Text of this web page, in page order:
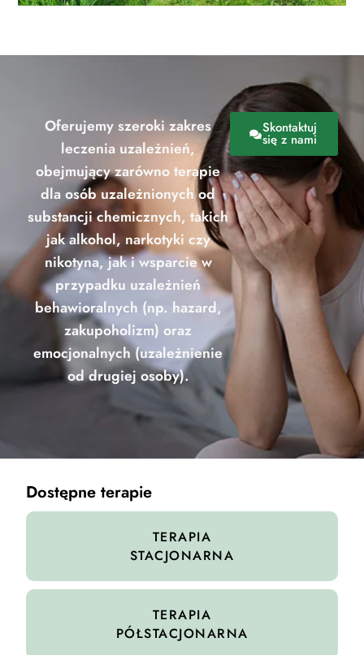
Oferujemy szeroki zakres
leczenia uzależnień,
obejmujący zarówno terapie
dla osób uzależnionych od
substancji chemicznych, takich
jak alkohol, narkotyki czy
nikotyna, jak i wsparcie w
przypadku uzależnień
behawioralnych (np. hazard,
zakupoholizm) oraz
emocjonalnych (uzależnienie
od drugiej osoby).
Skontaktuj
się z nami
Dostępne terapie
TERAPIA
STACJONARNA
TERAPIA
PÓŁSTACJONARNA